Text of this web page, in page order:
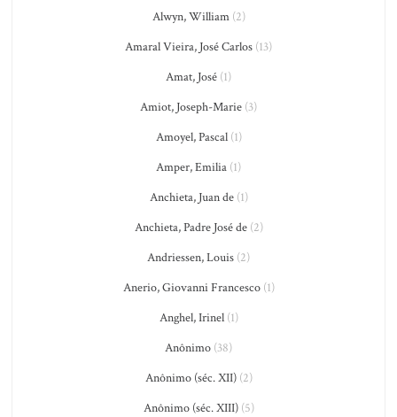
Alwyn, William(2)
Amaral Vieira, José Carlos (13)
Amat, José (1)
Amiot, Joseph-Marie (3)
Amoyel, Pascal(1)
Amper, Emilia (1)
Anchieta, Juan de(1)
Anchieta, Padre José de(2)
Andriessen, Louis (2)
Anerio, Giovanni Francesco(1)
Anghel, Irinel(1)
Anônimo (38)
Anônimo (séc. XII)(2)
Anônimo (séc. XIII)(5)